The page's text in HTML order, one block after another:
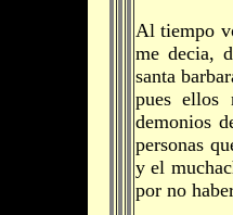
Al tiempo
me decia,
santa
pues ellos
demonios
personas
y el
por no